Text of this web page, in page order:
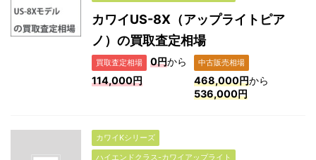
カワイUS-8X（アップライトピア
ノ）の買取査定相場
買取査定相場 0円から
114,000円
中古販売相場
468,000円から
536,000円
カワイKシリーズ
ハイエンドクラス-カワイアップライト